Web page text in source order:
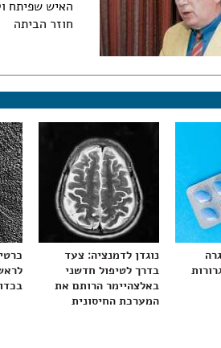
האיש שפיתח
חוזר הביתה
נוגדן לדמנציה: צעד
בדרך לטיפול חדשני
באלצהיימר הרותם את
המערכת החיסונית